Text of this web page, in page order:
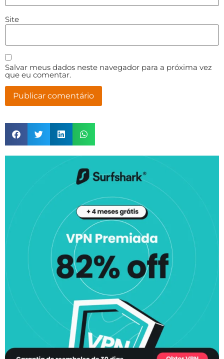
Site
Salvar meus dados neste navegador para a próxima vez
que eu comentar.